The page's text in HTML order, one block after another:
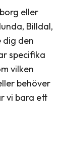
eller
Billdal,
dig den
specifika
vilken
behöver
vi bara ett